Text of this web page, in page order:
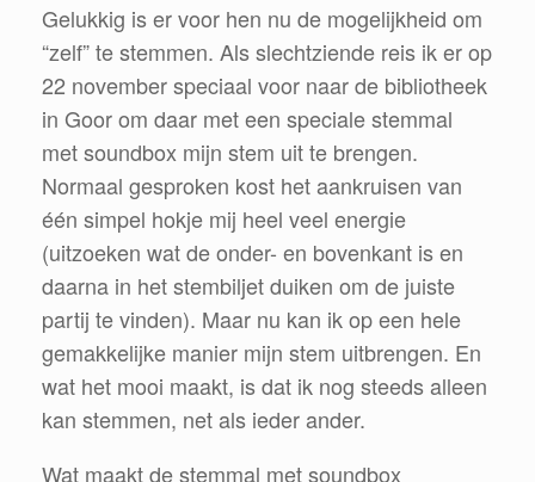
Gelukkig is er voor hen nu de mogelijkheid om
“zelf” te stemmen. Als slechtziende reis ik er op
22 november speciaal voor naar de bibliotheek
in Goor om daar met een speciale stemmal
met soundbox mijn stem uit te brengen.
Normaal gesproken kost het aankruisen van
één simpel hokje mij heel veel energie
(uitzoeken wat de onder- en bovenkant is en
daarna in het stembiljet duiken om de juiste
partij te vinden). Maar nu kan ik op een hele
gemakkelijke manier mijn stem uitbrengen. En
wat het mooi maakt, is dat ik nog steeds alleen
kan stemmen, net als ieder ander.
Wat maakt de stemmal met soundbox